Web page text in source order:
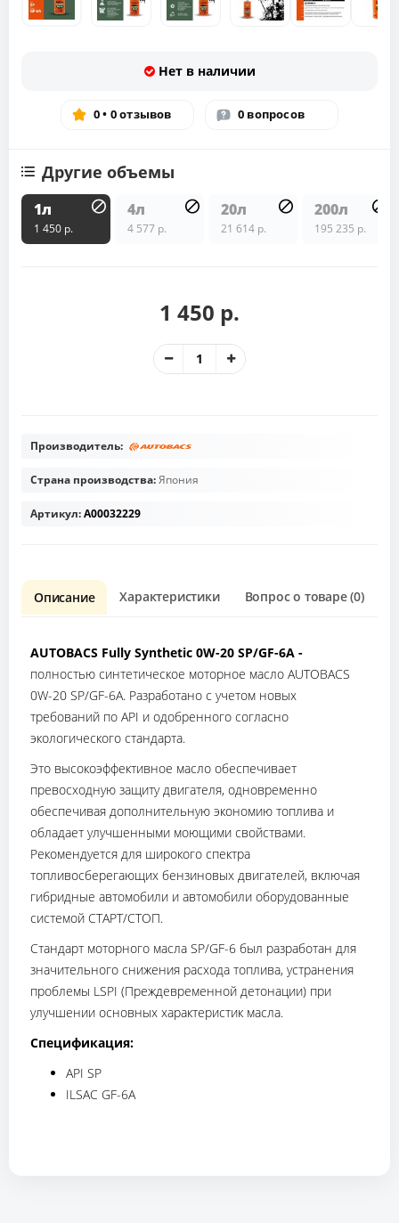
Нет в наличии
0 • 0 отзывов 0 вопросов
Другие объемы
1л
1 450 р.
4л
4 577 р.
20л
21 614 р.
200л
195 235 р.
1 450 р.
Производитель:
Страна производства:Япония
Артикул:A00032229
Описание Характеристики Вопрос о товаре (0)
AUTOBACS Fully Synthetic 0W-20 SP/GF-6A -
полностью синтетическое моторное масло AUTOBACS
0W-20 SP/GF-6A. Разработано с учетом новых
требований по API и одобренного согласно
экологического стандарта.
Это высокоэффективное масло обеспечивает
превосходную защиту двигателя, одновременно
обеспечивая дополнительную экономию топлива и
обладает улучшенными моющими свойствами.
Рекомендуется для широкого спектра
топливосберегающих бензиновых двигателей, включая
гибридные автомобили и автомобили оборудованные
системой СТАРТ/СТОП.
Стандарт моторного масла SP/GF-6 был разработан для
значительного снижения расхода топлива, устранения
проблемы LSPI (Преждевременной детонации) при
улучшении основных характеристик масла.
Спецификация:
API SP
ILSAC GF-6A